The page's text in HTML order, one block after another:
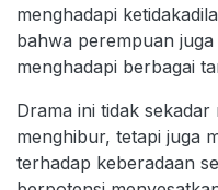
menghadapi
bahwa perempuan
menghadapi berbagai
Drama ini tidak
menghibur, tetapi juga
terhadap keberadaan